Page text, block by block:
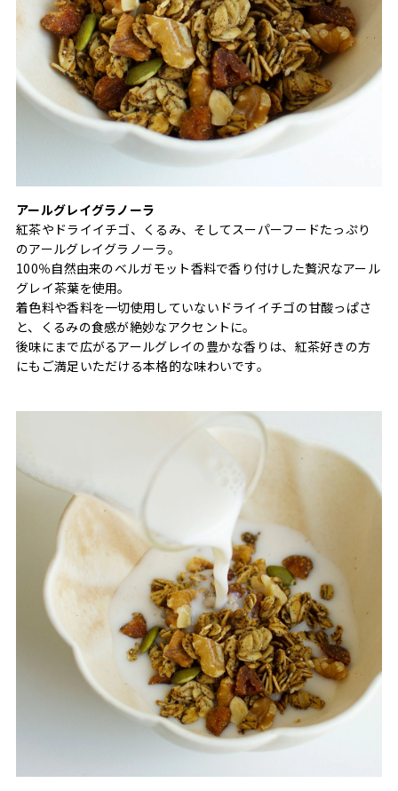
アールグレイグラノーラ
紅茶やドライイチゴ、くるみ、そしてスーパーフードたっぷり
のアールグレイグラノーラ。
100％自然由来のベルガモット香料で香り付けした贅沢なアール
グレイ茶葉を使用。
着色料や香料を一切使用していないドライイチゴの甘酸っぱさ
と、くるみの食感が絶妙なアクセントに。
後味にまで広がるアールグレイの豊かな香りは、紅茶好きの方
にもご満足いただける本格的な味わいです。